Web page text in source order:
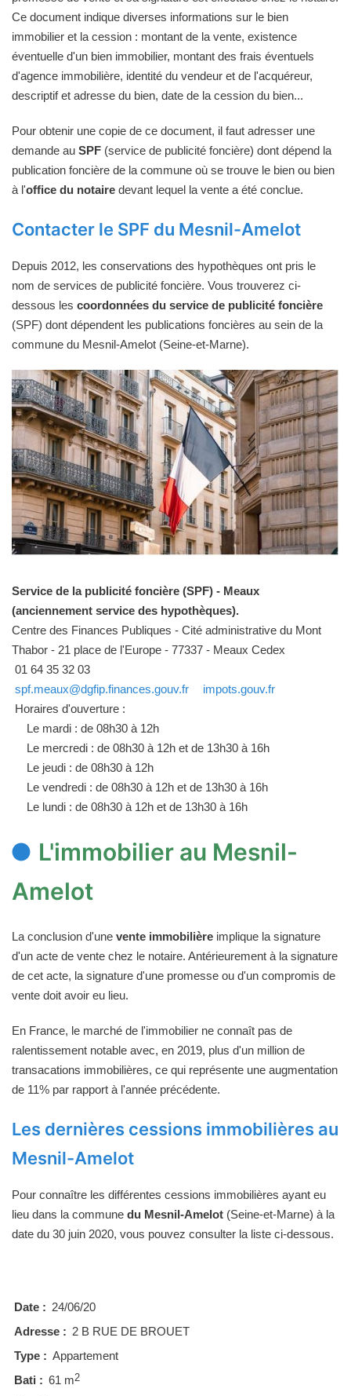
Ce document indique diverses informations sur le bien
immobilier et la cession : montant de la vente, existence
éventuelle d'un bien immobilier, montant des frais éventuels
d'agence immobilière, identité du vendeur et de l'acquéreur,
descriptif et adresse du bien, date de la cession du bien...
Pour obtenir une copie de ce document, il faut adresser une
demande au SPF (service de publicité foncière) dont dépend la
publication foncière de la commune où se trouve le bien ou bien
à l'office du notaire devant lequel la vente a été conclue.
Contacter le SPF du Mesnil-Amelot
Depuis 2012, les conservations des hypothèques ont pris le
nom de services de publicité foncière. Vous trouverez ci-
dessous les coordonnées du service de publicité foncière
(SPF) dont dépendent les publications foncières au sein de la
commune du Mesnil-Amelot (Seine-et-Marne).
Service de la publicité foncière (SPF) - Meaux
(anciennement service des hypothèques).
Centre des Finances Publiques - Cité administrative du Mont
Thabor - 21 place de l'Europe - 77337 - Meaux Cedex
01 64 35 32 03
spf.meaux@dgfip.finances.gouv.fr
impots.gouv.fr
Horaires d'ouverture :
Le mardi : de 08h30 à 12h
Le mercredi : de 08h30 à 12h et de 13h30 à 16h
Le jeudi : de 08h30 à 12h
Le vendredi : de 08h30 à 12h et de 13h30 à 16h
Le lundi : de 08h30 à 12h et de 13h30 à 16h
L'immobilier au Mesnil-
Amelot
La conclusion d'une vente immobilière implique la signature
d'un acte de vente chez le notaire. Antérieurement à la signature
de cet acte, la signature d'une promesse ou d'un compromis de
vente doit avoir eu lieu.
En France, le marché de l'immobilier ne connaît pas de
ralentissement notable avec, en 2019, plus d'un million de
transacations immobilières, ce qui représente une augmentation
de 11% par rapport à l'année précédente.
Les dernières cessions immobilières au
Mesnil-Amelot
Pour connaître les différentes cessions immobilières ayant eu
lieu dans la commune du Mesnil-Amelot (Seine-et-Marne) à la
date du 30 juin 2020, vous pouvez consulter la liste ci-dessous.
Date : 24/06/20
Adresse : 2 B RUE DE BROUET
Type : Appartement
Bati : 61 m2